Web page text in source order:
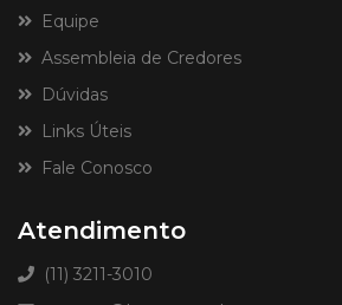
Equipe
Assembleia de Credores
Dúvidas
Links Úteis
Fale Conosco
Atendimento
(11) 3211-3010